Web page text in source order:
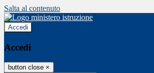
Salta al contenuto
Accedi
Accedi
button close ×